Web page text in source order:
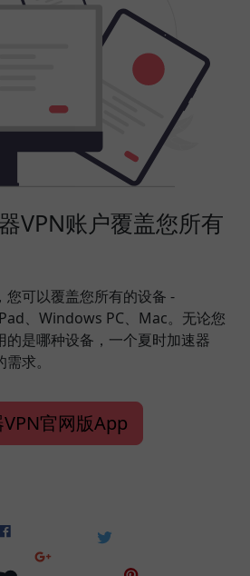
VPN账户覆盖您所有
您可以覆盖您所有的设备 -
、Windows PC、Mac。无论您
的是哪种设备，一个夏时加速器
求。
官网版App